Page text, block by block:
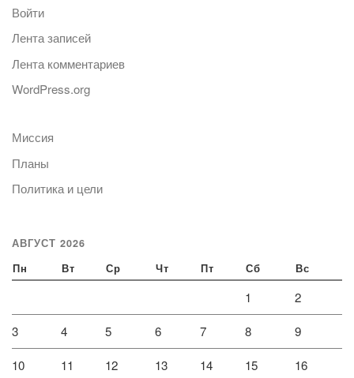
Войти
Лента записей
Лента комментариев
WordPress.org
Миссия
Планы
Политика и цели
АВГУСТ 2026
Пн Вт Ср Чт Пт Сб Вс
1 2
3 4 5 6 7 8 9
10 11 12 13 14 15 16